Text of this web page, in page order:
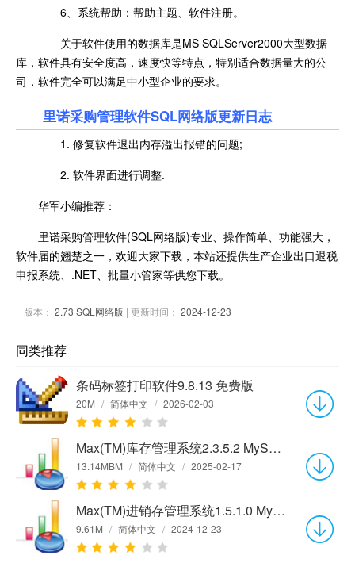
6、系统帮助：帮助主题、软件注册。
关于软件使用的数据库是MS SQLServer2000大型数据
库，软件具有安全度高，速度快等特点，特别适合数据量大的公
司，软件完全可以满足中小型企业的要求。
里诺采购管理软件SQL网络版更新日志
1. 修复软件退出内存溢出报错的问题;
2. 软件界面进行调整.
华军小编推荐：
里诺采购管理软件(SQL网络版)专业、操作简单、功能强大，
软件届的翘楚之一，欢迎大家下载，本站还提供生产企业出口退税
申报系统、.NET、批量小管家等供您下载。
版本： 2.73 SQL网络版 | 更新时间： 2024-12-23
同类推荐
条码标签打印软件9.8.13 免费版
20M / 简体中文 / 2026-02-03
Max(TM)库存管理系统2.3.5.2 MySQL网络版
13.14MBM / 简体中文 / 2025-02-17
Max(TM)进销存管理系统1.5.1.0 MySQL网络版
9.61M / 简体中文 / 2024-12-23